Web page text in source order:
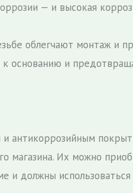
— и высокая
облегчают монтаж и
основанию и
и антикоррозийным
магазина. Их можно
и должны